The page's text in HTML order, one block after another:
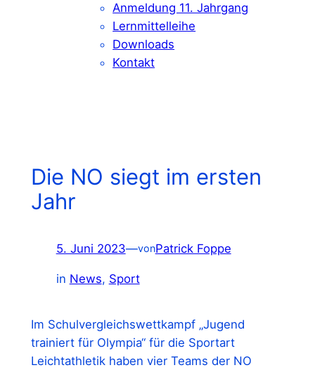
Anmeldung 11. Jahrgang
Lernmittelleihe
Downloads
Kontakt
Die NO siegt im ersten
Jahr
5. Juni 2023—vonPatrick Foppe
in News, Sport
Im Schulvergleichswettkampf „Jugend
trainiert für Olympia“ für die Sportart
Leichtathletik haben vier Teams der NO